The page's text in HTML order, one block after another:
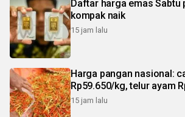
Daftar harga emas Sabtu
kompak naik
15 jam lalu
Harga pangan nasional:
Rp59.650/kg, telur ayam
15 jam lalu